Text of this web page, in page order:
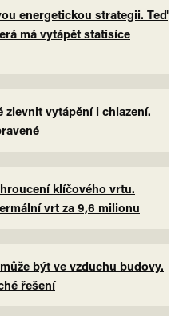
energetickou strategii. Teď
má vytápět statisíce
zlevnit vytápění i chlazení.
klíčového vrtu.
vrt za 9,6 milionu
být ve vzduchu budovy.
řešení